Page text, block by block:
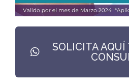
SOLICITA